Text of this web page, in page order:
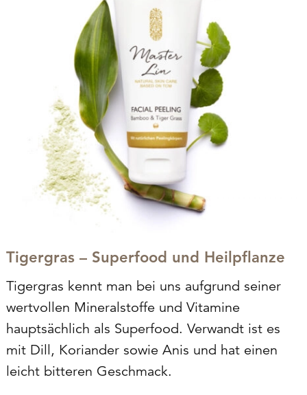
Tigergras – Superfood und Heilpflanze
Tigergras kennt man bei uns aufgrund seiner
wertvollen Mineralstoffe und Vitamine
hauptsächlich als Superfood. Verwandt ist es
mit Dill, Koriander sowie Anis und hat einen
leicht bitteren Geschmack.